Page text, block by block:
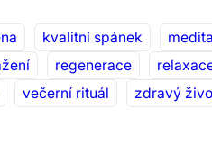
kvalitní spánek
regenerace
večerní rituál zdravý